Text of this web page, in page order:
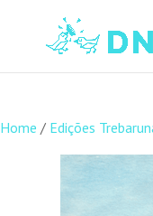
Home / Edições